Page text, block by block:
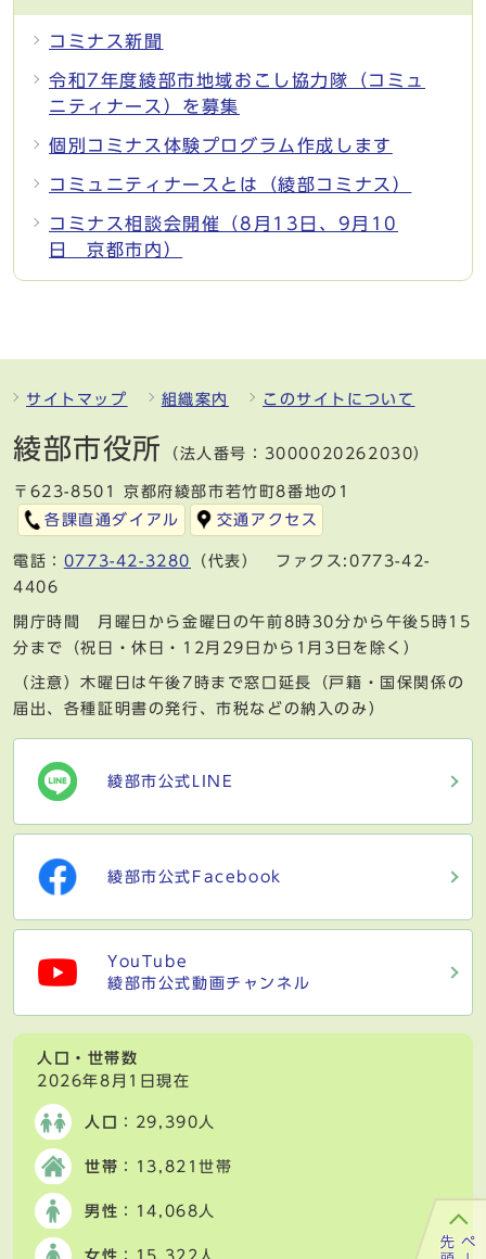
コミナス新聞
令和7年度綾部市地域おこし協力隊（コミュ
ニティナース）を募集
個別コミナス体験プログラム作成します
コミュニティナースとは（綾部コミナス）
コミナス相談会開催（8月13日、9月10
日 京都市内）
サイトマップ 組織案内 このサイトについて
綾部市役所 （法人番号：3000020262030）
〒623-8501 京都府綾部市若竹町8番地の1
各課直通ダイアル
交通アクセス
電話： 0773-42-3280
（代表） ファクス:0773-42-
4406
開庁時間 月曜日から金曜日の午前8時30分から午後5時15
分まで（祝日・休日・12月29日から1月3日を除く）
（注意）木曜日は午後7時まで窓口延長（戸籍・国保関係の
届出、各種証明書の発行、市税などの納入のみ）
綾部市公式LINE
綾部市公式Facebook
YouTube
綾部市公式動画チャンネル
人口・世帯数
2026年8月1日現在
人口 ：29,390人
世帯 ：13,821世帯
男性 ：14,068人
女性 ：15,322人